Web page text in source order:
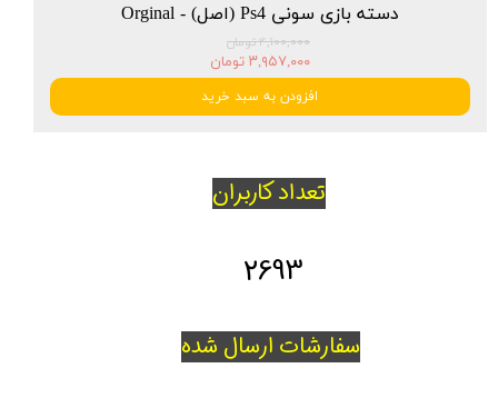
دسته بازی سونی Ps4 (اصل) - Orginal
۴,۱۰۰,۰۰۰ تومان
۳,۹۵۷,۰۰۰ تومان
افزودن به سبد خرید
تعداد کاربران
سفارشات ارسال شده
2693